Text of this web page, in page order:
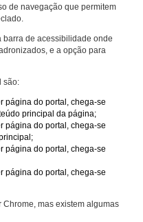
de navegação que permitem
barra de acessibilidade onde
e a opção para
são:
página do portal, chega-se
principal da página;
página do portal, chega-se
página do portal, chega-se
página do portal, chega-se
mas existem algumas